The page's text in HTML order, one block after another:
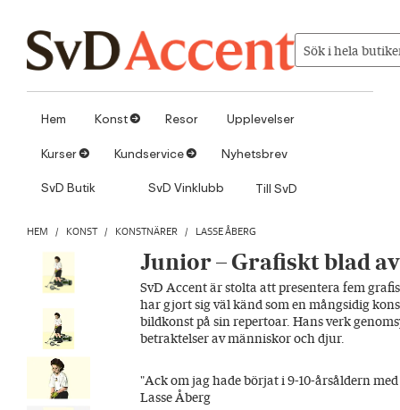
Sök i hela
Hem Konst1 Resor Upplevelser
Kurser1 Kundservice1 Nyhetsbrev
SvD Butik SvD Vinklubb Till SvD
HEM / KONST / KONSTNÄRER / LASSE ÅBERG
Junior – Grafiskt blad
SvD Accent är stolta att presentera fem
har gjort sig väl känd som en mångsidig
bildkonst på sin repertoar. Hans verk
betraktelser av människor och djur.
"Ack om jag hade börjat i 9-10-årsåldern
Lasse Åberg